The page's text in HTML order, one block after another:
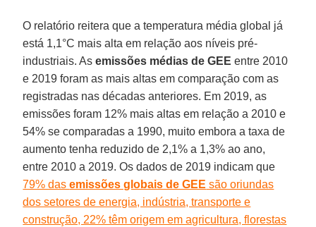
O relatório reitera que a temperatura média global já
está 1,1°C mais alta em relação aos níveis pré-
industriais. Asemissões médias de GEE entre 2010
e 2019 foram as mais altas em comparação com as
registradas nas décadas anteriores. Em 2019, as
emissões foram 12% mais altas em relação a 2010 e
54% se comparadas a 1990, muito embora a taxa de
aumento tenha reduzido de 2,1% a 1,3% ao ano,
entre 2010 a 2019. Os dados de 2019 indicam que
79% dasemissões globais de GEE são oriundas
dos setores de energia, indústria, transporte e
construção, 22% têm origem em agricultura, florestas